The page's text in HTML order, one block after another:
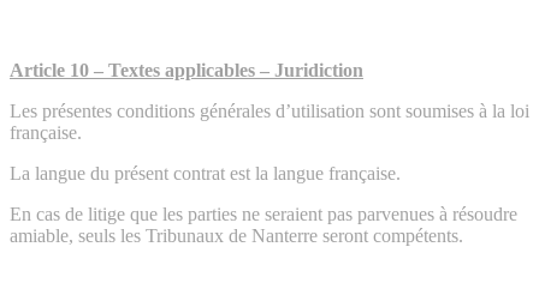
Article 10 – Textes applicables – Juridiction
Les présentes conditions générales d’utilisation sont soumises à la loi
française.
La langue du présent contrat est la langue française.
En cas de litige que les parties ne seraient pas parvenues à résoudre
amiable, seuls les Tribunaux de Nanterre seront compétents.